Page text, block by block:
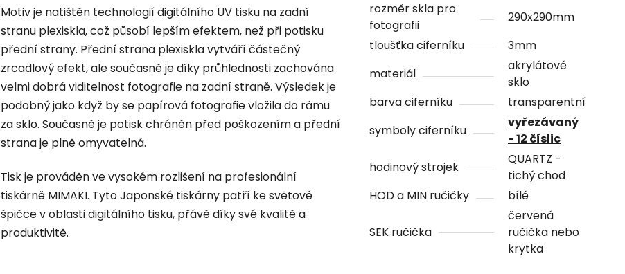
Motiv je natištěn technologií digitálního UV tisku na zadní
stranu plexiskla, což působí lepším efektem, než při potisku
přední strany. Přední strana plexiskla vytváří částečný
zrcadlový efekt, ale současně je díky průhlednosti zachována
velmi dobrá viditelnost fotografie na zadní straně. Výsledek je
podobný jako když by se papírová fotografie vložila do rámu
za sklo. Současně je potisk chráněn před poškozením a přední
strana je plně omyvatelná.
Tisk je prováděn ve vysokém rozlišení na profesionální
tiskárně MIMAKI. Tyto Japonské tiskárny patří ke světové
špičce v oblasti digitálního tisku, přávě díky své kvalitě a
produktivitě.
rozměr skla pro
fotografii
290x290mm
tloušťka ciferníku
3mm
materiál
akrylátové
sklo
barva ciferníku
transparentní
symboly ciferníku
vyřezávaný
- 12 číslic
hodinový strojek
QUARTZ -
tichý chod
HOD a MIN ručičky
bílé
SEK ručička
červená
ručička nebo
krytka